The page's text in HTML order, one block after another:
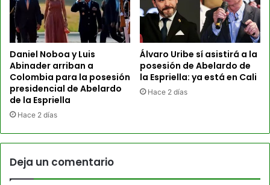
Daniel Noboa y Luis
Abinader arriban a
Colombia para la posesión
presidencial de Abelardo
de la Espriella
Hace 2 días
Álvaro Uribe sí asistirá a la
posesión de Abelardo de
la Espriella: ya está en Cali
Hace 2 días
Deja un comentario